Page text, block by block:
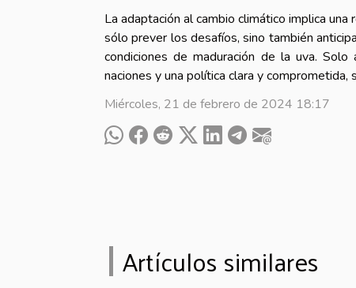
La adaptación al cambio climático implica
sólo prever los desafíos, sino también
condiciones de maduración de la uva.
naciones y una política clara y
Miércoles, 21 de febrero de 2024 18:17
Artículos similares